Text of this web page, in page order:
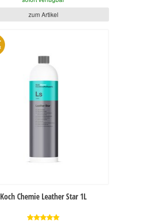
zum Artikel
Koch Chemie Leather Star 1L